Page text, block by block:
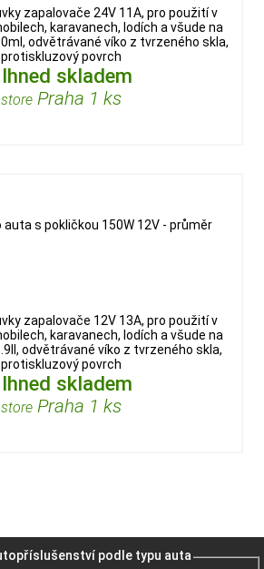
zapalovače 24V 11A, pro použití v
karavanech, lodích a všude na
odvětrávané víko z tvrzeného skla,
protiskluzový povrch
Ihned skladem
storePraha 1 ks
auta s pokličkou 150W 12V - průměr
zapalovače 12V 13A, pro použití v
karavanech, lodích a všude na
odvětrávané víko z tvrzeného skla,
protiskluzový povrch
Ihned skladem
storePraha 1 ks
podle typu auta